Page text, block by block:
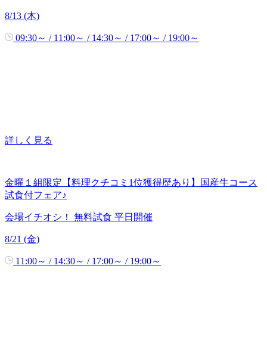
8/13 (木)
09:30～ / 11:00～ / 14:30～ / 17:00～ / 19:00～
詳しく見る
金曜１組限定【料理クチコミ1位獲得歴あり】国産牛コース
試食付フェア♪
会場イチオシ！ 無料試食 平日開催
8/21 (金)
11:00～ / 14:30～ / 17:00～ / 19:00～